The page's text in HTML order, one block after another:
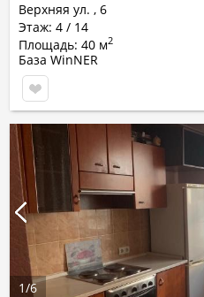
Верхняя ул. , 6
Этаж: 4 / 14
Площадь: 40 м2
База WinNER
1/6